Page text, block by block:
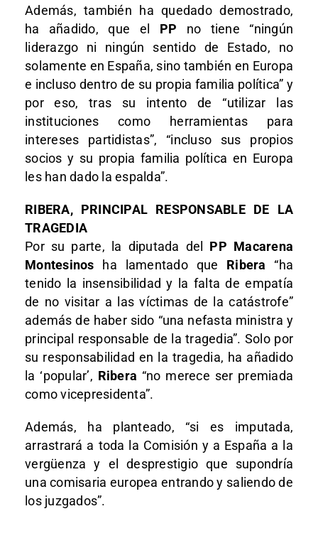
Además, también ha quedado demostrado,
ha añadido, que el PP no tiene “ningún
liderazgo ni ningún sentido de Estado, no
solamente en España, sino también en Europa
e incluso dentro de su propia familia política” y
por eso, tras su intento de “utilizar las
instituciones como herramientas para
intereses partidistas”, “incluso sus propios
socios y su propia familia política en Europa
les han dado la espalda”.
RIBERA, PRINCIPAL RESPONSABLE DE LA
TRAGEDIA
Por su parte, la diputada del PP Macarena
Montesinos ha lamentado que Ribera “ha
tenido la insensibilidad y la falta de empatía
de no visitar a las víctimas de la catástrofe”
además de haber sido “una nefasta ministra y
principal responsable de la tragedia”. Solo por
su responsabilidad en la tragedia, ha añadido
la ‘popular’, Ribera “no merece ser premiada
como vicepresidenta”.
Además, ha planteado, “si es imputada,
arrastrará a toda la Comisión y a España a la
vergüenza y el desprestigio que supondría
una comisaria europea entrando y saliendo de
los juzgados”.